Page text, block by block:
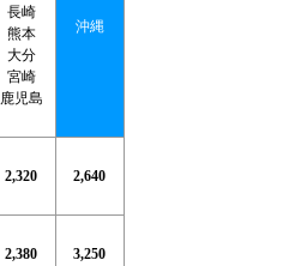
沖縄
長崎
熊本
大分
宮崎
鹿児島
2,320 2,640
2,380 3,250